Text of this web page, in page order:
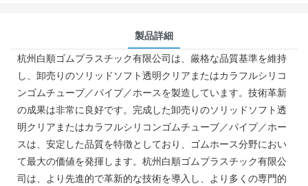
製品詳細
杭州白順ゴムプラスチック有限公司は、厳格な品質基準を維持
し、卸売りのソリッドソフト透明クリアまたはカラフルシリコ
ンゴムチューブ／パイプ／ホースを製造しています。技術革新
の成果は非常に良好です。完成した卸売りのソリッドソフト透
明クリアまたはカラフルシリコンゴムチューブ／パイプ／ホー
スは、安定した品質を特徴としており、ゴムホース分野におい
て最大の価値を発揮します。杭州白順ゴムプラスチック有限公
司は、より先進的で革新的な技術を導入し、より多くの専門的